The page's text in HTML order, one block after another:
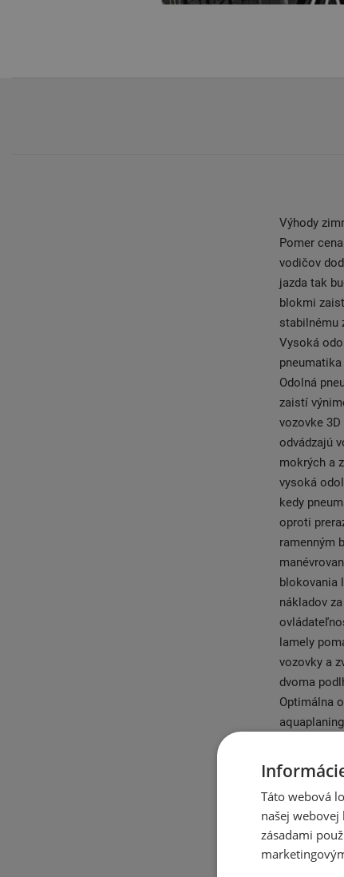
Výhody
Pomer
vodičov
jazda tak
blokmi
stabilnému
Vysoká
Odolná
zaistí
vozovke
odvádzajú
mokrých a
vysoká
kedy
oproti
ramenným
blokovania
nákladov
lamely
vozovky a
dvoma
Optimálna
vozidlá,
zimných
Výroba
1938
Blitz. Fulda
Táto webová
našej
zásadami